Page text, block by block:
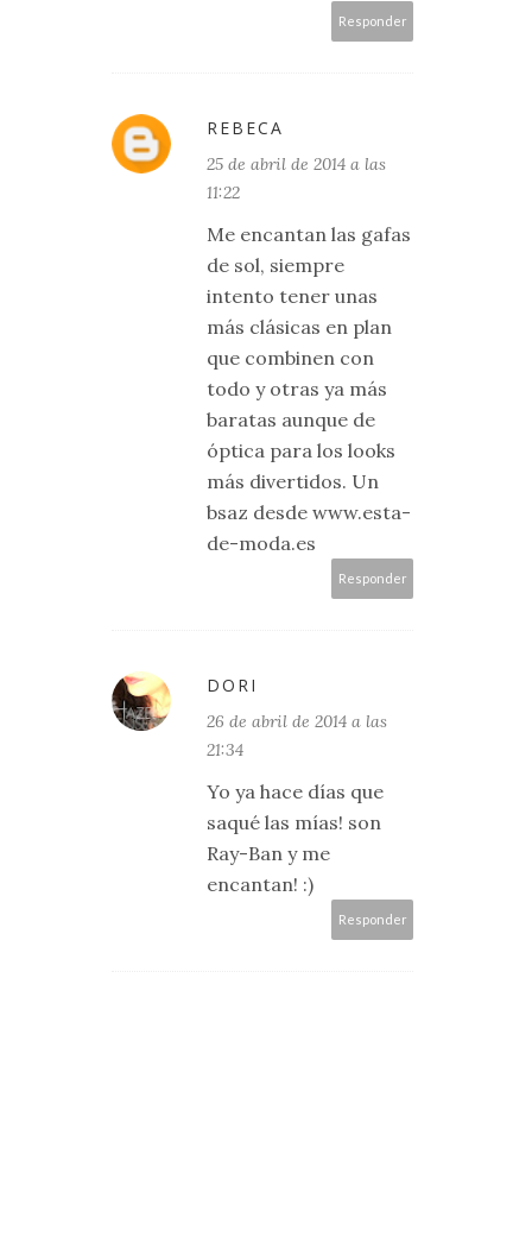
Responder
REBECA
25 de abril de 2014 a las
11:22
Me encantan las gafas
de sol, siempre
intento tener unas
más clásicas en plan
que combinen con
todo y otras ya más
baratas aunque de
óptica para los looks
más divertidos. Un
bsaz desde www.esta-
de-moda.es
Responder
DORI
26 de abril de 2014 a las
21:34
Yo ya hace días que
saqué las mías! son
Ray-Ban y me
encantan! :)
Responder